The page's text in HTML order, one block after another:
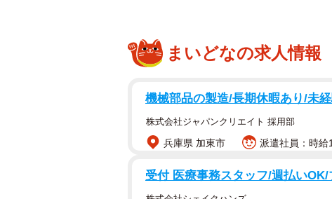
まいどなの求人情報
機械部品の製造/長期休暇あり/未
株式会社ジャパンクリエイト 採用部
兵庫県 加東市 派遣社員：時給
受付 医療事務スタッフ/週払い